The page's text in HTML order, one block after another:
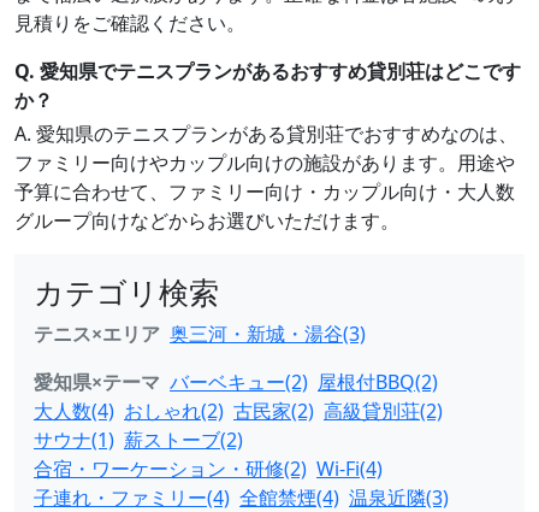
見積りをご確認ください。
Q. 愛知県でテニスプランがあるおすすめ貸別荘はどこです
か？
A. 愛知県のテニスプランがある貸別荘でおすすめなのは、
ファミリー向けやカップル向けの施設があります。用途や
予算に合わせて、ファミリー向け・カップル向け・大人数
グループ向けなどからお選びいただけます。
カテゴリ検索
テニス×エリア 奥三河・新城・湯谷(3)
愛知県×テーマ バーベキュー(2) 屋根付BBQ(2)
大人数(4) おしゃれ(2) 古民家(2) 高級貸別荘(2)
サウナ(1) 薪ストーブ(2)
合宿・ワーケーション・研修(2) Wi-Fi(4)
子連れ・ファミリー(4) 全館禁煙(4) 温泉近隣(3)